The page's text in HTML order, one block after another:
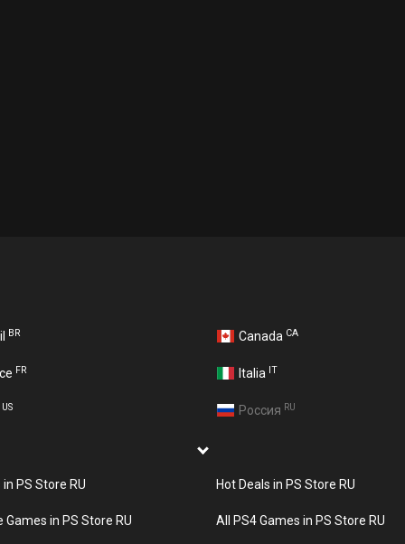
BR Canada CA
FR Italia IT
US Россия RU
PS Store RU Hot Deals in PS Store RU
Games in PS Store RU All PS4 Games in PS Store RU